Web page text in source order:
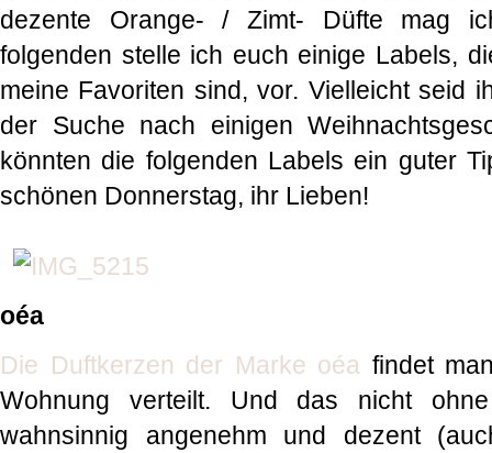
dezente Orange- / Zimt- Düfte mag
folgenden stelle ich euch einige Labels,
meine Favoriten sind, vor. Vielleicht seid
der Suche nach einigen
könnten die folgenden Labels ein guter
schönen Donnerstag, ihr Lieben!
oéa
Die Duftkerzen der Marke oéa findet
Wohnung verteilt. Und das nicht
wahnsinnig angenehm und dezent